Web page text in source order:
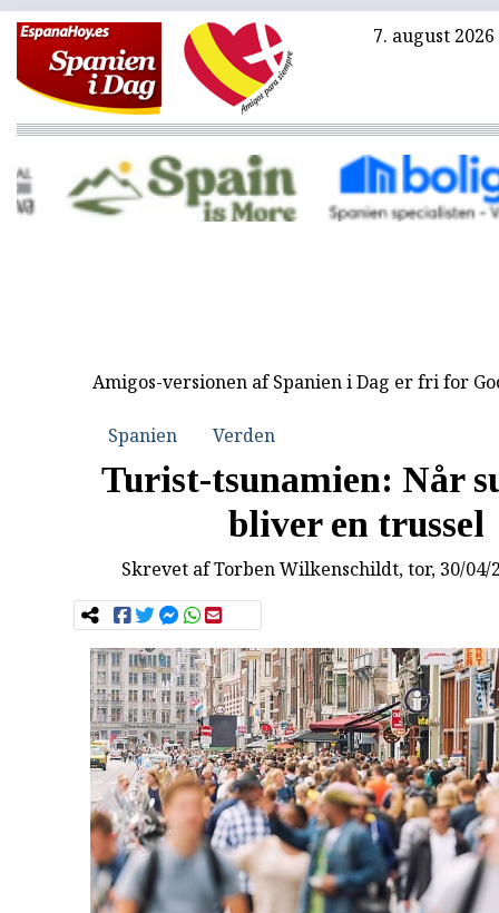
7. august 2026
Amigos-versionen af Spanien i Dag er fri for
Spanien Verden
Turist-tsunamien: Når
bliver en trussel
Skrevet afTorben Wilkenschildt, tor, 30/04/